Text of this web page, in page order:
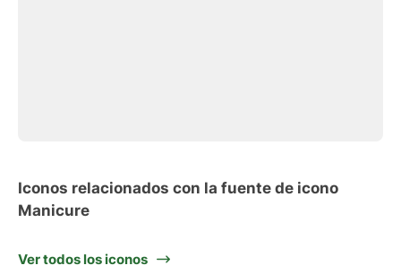
Iconos relacionados con la fuente de icono
Manicure
Ver todos los iconos